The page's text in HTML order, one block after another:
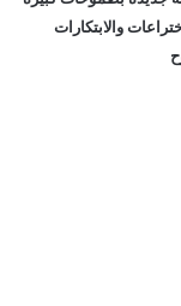
والابتكارات